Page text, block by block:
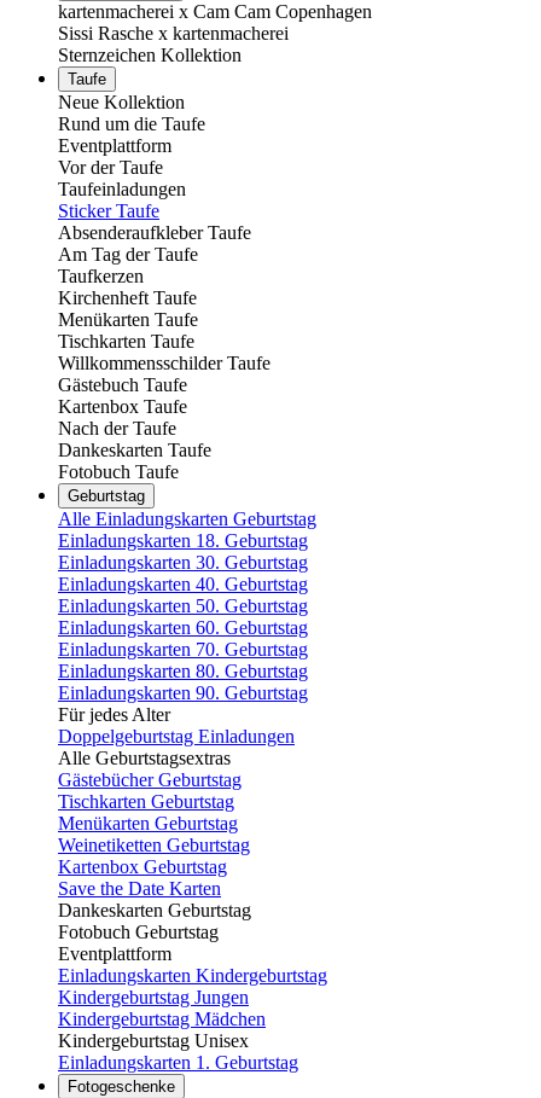
kartenmacherei x Cam Cam Copenhagen
Sissi Rasche x kartenmacherei
Sternzeichen Kollektion
Taufe
Neue Kollektion
Rund um die Taufe
Eventplattform
Vor der Taufe
Taufeinladungen
Sticker Taufe
Absenderaufkleber Taufe
Am Tag der Taufe
Taufkerzen
Kirchenheft Taufe
Menükarten Taufe
Tischkarten Taufe
Willkommensschilder Taufe
Gästebuch Taufe
Kartenbox Taufe
Nach der Taufe
Dankeskarten Taufe
Fotobuch Taufe
Geburtstag
Alle Einladungskarten Geburtstag
Einladungskarten 18. Geburtstag
Einladungskarten 30. Geburtstag
Einladungskarten 40. Geburtstag
Einladungskarten 50. Geburtstag
Einladungskarten 60. Geburtstag
Einladungskarten 70. Geburtstag
Einladungskarten 80. Geburtstag
Einladungskarten 90. Geburtstag
Für jedes Alter
Doppelgeburtstag Einladungen
Alle Geburtstagsextras
Gästebücher Geburtstag
Tischkarten Geburtstag
Menükarten Geburtstag
Weinetiketten Geburtstag
Kartenbox Geburtstag
Save the Date Karten
Dankeskarten Geburtstag
Fotobuch Geburtstag
Eventplattform
Einladungskarten Kindergeburtstag
Kindergeburtstag Jungen
Kindergeburtstag Mädchen
Kindergeburtstag Unisex
Einladungskarten 1. Geburtstag
Fotogeschenke